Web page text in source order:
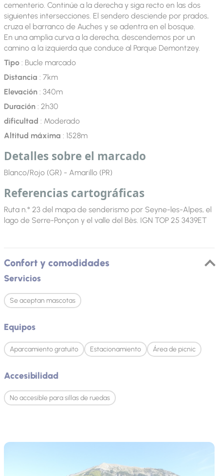
cementerio. Continúe a la derecha y siga recto en las dos
siguientes intersecciones. El sendero desciende por prados,
cruza el barranco de Auches y se adentra en el bosque.
En una amplia curva a la derecha, descendemos por un
camino a la izquierda que conduce al Parque Demontzey.
Tipo: Bucle marcado
Distancia : 7km
Elevación: 340m
Duración: 2h30
dificultad : Moderado
Altitud máxima : 1528m
Detalles sobre el marcado
Blanco/Rojo (GR) - Amarillo (PR)
Referencias cartográficas
Ruta n.° 23 del mapa de senderismo por Seyne-les-Alpes, el
lago de Serre-Ponçon y el valle del Bès. IGN TOP 25 3439ET
Confort y comodidades
Servicios
Se aceptan mascotas
Equipos
Aparcamiento gratuito Estacionamiento Área de picnic
Accesibilidad
No accesible para sillas de ruedas